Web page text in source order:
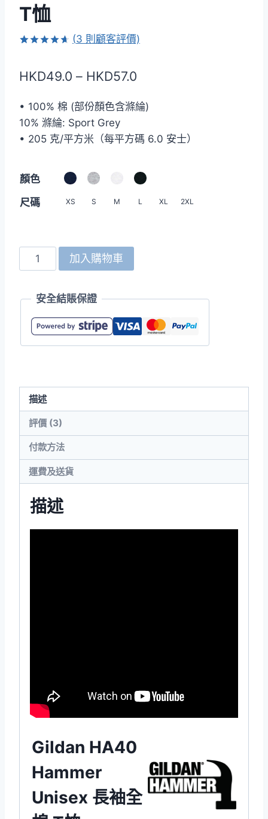
T恤
位顧客進
(3 則顧客評價)
HKD49.0 – HKD57.0
範
圍：
到
HKD57.0
• 100% 棉 (部份顏色含滌綸)
10% 滌綸: Sport Grey
• 205 克/平方米（每平方碼 6.0 安士）
顏色
尺碼
XS S M L XL 2XL
Gildan
HA40
Hammer
Unisex
加入購物車
安全結賬保證
描述
評價 (3)
付款方法
運費及送貨
描述
Gildan HA40
Hammer
Unisex 長袖全